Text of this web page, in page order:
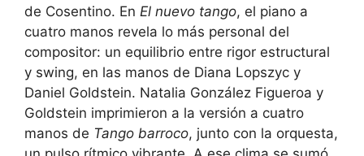
de Cosentino. En El nuevo tango, el piano a
cuatro manos revela lo más personal del
compositor: un equilibrio entre rigor estructural
y swing, en las manos de Diana Lopszyc y
Daniel Goldstein. Natalia González Figueroa y
Goldstein imprimieron a la versión a cuatro
manos de Tango barroco, junto con la orquesta,